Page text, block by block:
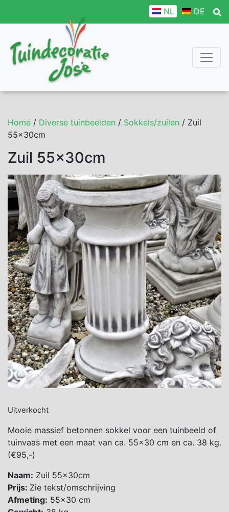
NL DE
Home / Diverse tuinbeelden / Sokkels/zuilen / Zuil
55x30cm
Zuil 55x30cm
Uitverkocht
Mooie massief betonnen sokkel voor een tuinbeeld of
tuinvaas met een maat van ca. 55×30 cm en ca. 38 kg.
(€95,-)
Naam: Zuil 55x30cm
Prijs: Zie tekst/omschrijving
Afmeting: 55×30 cm